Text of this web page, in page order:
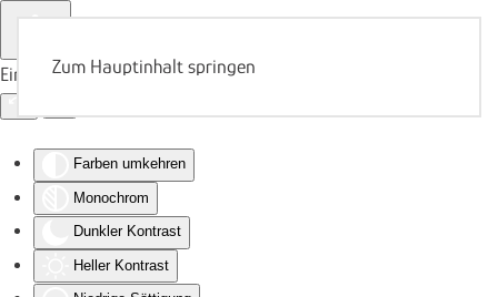
Eingabehilfen öffnen
Farben umkehren
Monochrom
Dunkler Kontrast
Heller Kontrast
Zum Hauptinhalt springen